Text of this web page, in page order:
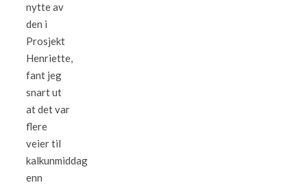
nytte av
den i
Prosjekt
Henriette,
fant jeg
snart ut
at det var
flere
veier til
kalkunmiddag
enn